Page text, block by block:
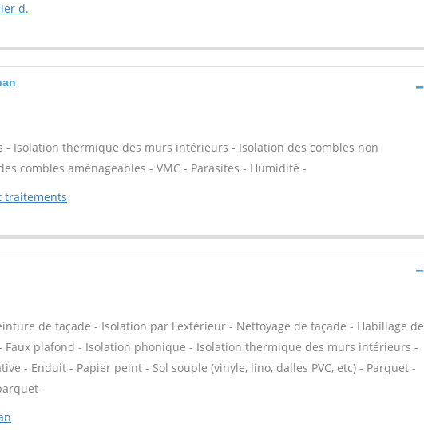
d.
- Isolation thermique des murs intérieurs - Isolation des combles non
combles aménageables - VMC - Parasites - Humidité -
traitements
de façade - Isolation par l'extérieur - Nettoyage de façade - Habillage de
Faux plafond - Isolation phonique - Isolation thermique des murs intérieurs -
- Enduit - Papier peint - Sol souple (vinyle, lino, dalles PVC, etc) - Parquet -
-